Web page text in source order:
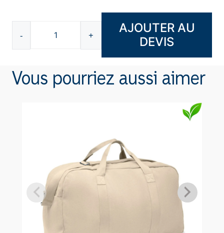
-
quantité
de
graines
+
AJOUTER AU
DEVIS
Vous pourriez aussi aimer